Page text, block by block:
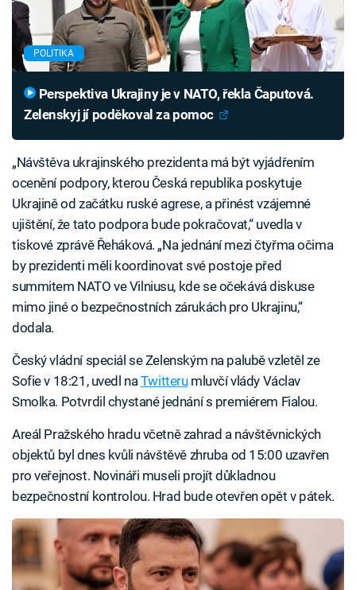
POLITIKA
Zelenskyj jí poděkoval za pomoc
„Návštěva ukrajinského prezidenta má být vyjádřením
ocenění podpory, kterou Česká republika poskytuje
Ukrajině od začátku ruské agrese, a přinést vzájemné
ujištění, že tato podpora bude pokračovat,“ uvedla v
tiskové zprávě Řeháková. „Na jednání mezi čtyřma očima
by prezidenti měli koordinovat své postoje před
summitem NATO ve Vilniusu, kde se očekává diskuse
mimo jiné o bezpečnostních zárukách pro Ukrajinu,“
dodala.
Český vládní speciál se Zelenským na palubě vzletěl ze
Sofie v 18:21, uvedl naTwitterumluvčí vlády Václav
Smolka. Potvrdil chystané jednání s premiérem Fialou.
Areál Pražského hradu včetně zahrad a návštěvnických
objektů byl dnes kvůli návštěvě zhruba od 15:00 uzavřen
pro veřejnost. Novináři museli projít důkladnou
bezpečnostní kontrolou. Hrad bude otevřen opět v pátek.